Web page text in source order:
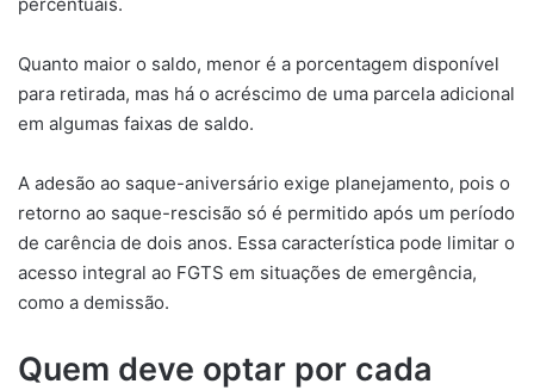
Quanto maior o saldo, menor é a porcentagem disponível
para retirada, mas há o acréscimo de uma parcela adicional
em algumas faixas de saldo.
A adesão ao saque-aniversário exige planejamento, pois o
retorno ao saque-rescisão só é permitido após um período
de carência de dois anos. Essa característica pode limitar o
acesso integral ao FGTS em situações de emergência,
como a demissão.
Quem deve optar por cada